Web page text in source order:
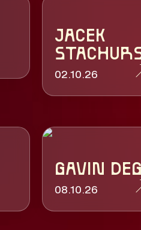
JACEK
02.10.26
GAVIN
08.10.26